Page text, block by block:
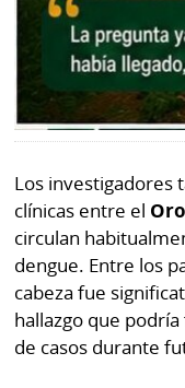
Los investigadores
clínicas entre el
circulan
dengue. Entre los
cabeza fue
hallazgo que
de casos durante